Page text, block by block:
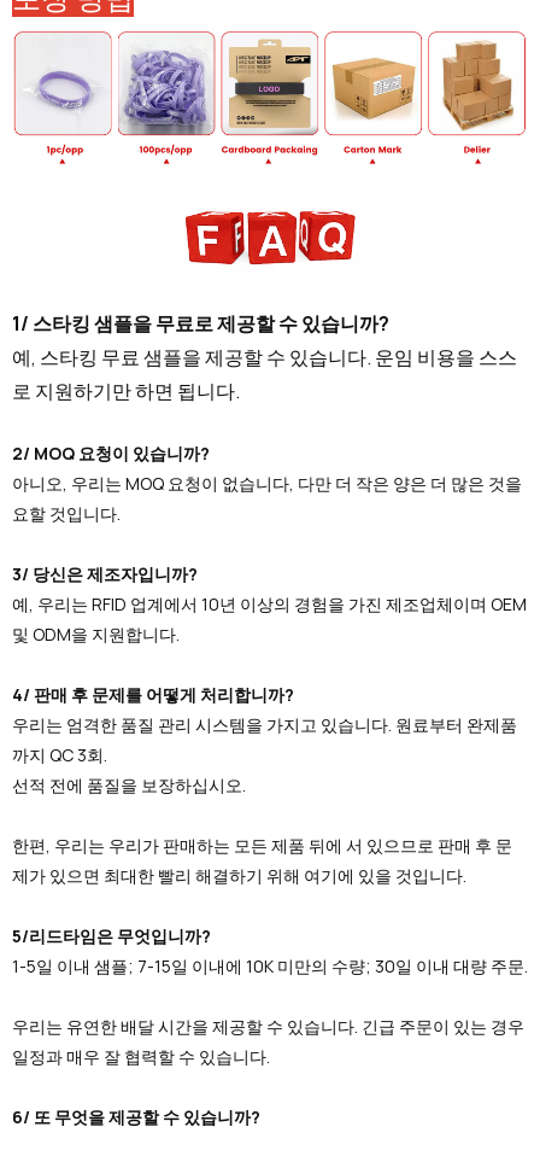
1/ 스타킹 샘플을 무료로 제공할 수 있습니까?
예, 스타킹 무료 샘플을 제공할 수 있습니다. 운임 비용을 스스
로 지원하기만 하면 됩니다.
2/ MOQ 요청이 있습니까?
아니오, 우리는 MOQ 요청이 없습니다, 다만 더 작은 양은 더 많은 것을
요할 것입니다.
3/ 당신은 제조자입니까?
예, 우리는 RFID 업계에서 10년 이상의 경험을 가진 제조업체이며 OEM
및 ODM을 지원합니다.
4/ 판매 후 문제를 어떻게 처리합니까?
우리는 엄격한 품질 관리 시스템을 가지고 있습니다. 원료부터 완제품
까지 QC 3회.
선적 전에 품질을 보장하십시오.
한편, 우리는 우리가 판매하는 모든 제품 뒤에 서 있으므로 판매 후 문
제가 있으면 최대한 빨리 해결하기 위해 여기에 있을 것입니다.
5/리드타임은 무엇입니까?
1-5일 이내 샘플; 7-15일 이내에 10K 미만의 수량; 30일 이내 대량 주문.
우리는 유연한 배달 시간을 제공할 수 있습니다. 긴급 주문이 있는 경우
일정과 매우 잘 협력할 수 있습니다.
6/ 또 무엇을 제공할 수 있습니까?